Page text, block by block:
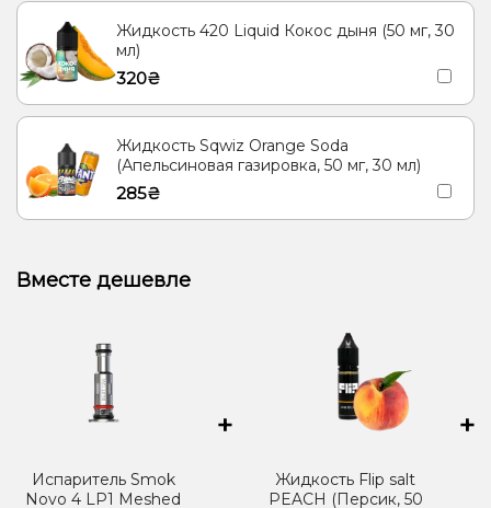
Жидкость 420 Liquid Кокос дыня (50 мг, 30
мл)
320₴
Жидкость Sqwiz Orange Soda
(Апельсиновая газировка, 50 мг, 30 мл)
285₴
Вместе дешевле
Испаритель Smok
Novo 4 LP1 Meshed
+
Жидкость Flip salt
PEACH (Персик, 50
+